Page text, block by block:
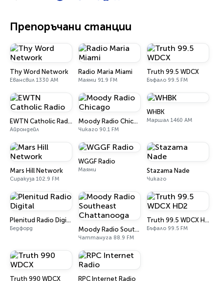
Препоръчани станции
Thy Word Network
Евансвил 1330 AM
Radio Maria Miami
Маями 91.9 FM
Truth 99.5 WDCX
Бъфало 99.5 FM
EWTN Catholic Radio
Айрондейл
Moody Radio Chicago
Чикаго 90.1 FM
WHBK
Маршал 1460 AM
Mars Hill Network
Сиракуза 102.9 FM
WGGF Radio
Маями Stazama Nade
Чикаго
Plenitud Radio Digital
Бедфорд Moody Radio Southeast Chattanooga
Чаттануга 88.9 FM
Truth 99.5 WDCX HD2
Бъфало 99.5 FM
Truth 990 WDCX RPC Internet Radio